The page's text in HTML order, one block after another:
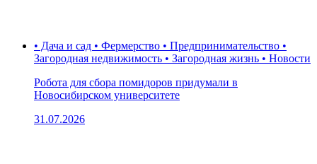
• Дача и сад • Фермерство • Предпринимательство •
Загородная недвижимость • Загородная жизнь • Новости
Робота для сбора помидоров придумали в
Новосибирском университете
31.07.2026